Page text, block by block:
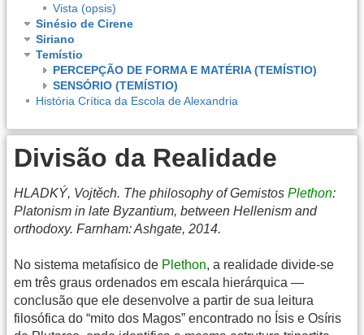
Vista (opsis)
Sinésio de Cirene
Siriano
Temístio
PERCEPÇÃO DE FORMA E MATÉRIA (TEMÍSTIO)
SENSÓRIO (TEMÍSTIO)
História Crítica da Escola de Alexandria
Divisão da Realidade
HLADKÝ, Vojtěch. The philosophy of Gemistos Plethon:
Platonism in late Byzantium, between Hellenism and
orthodoxy. Farnham: Ashgate, 2014.
No sistema metafísico de Plethon, a realidade divide-se
em três graus ordenados em escala hierárquica —
conclusão que ele desenvolve a partir de sua leitura
filosófica do “mito dos Magos” encontrado no Ísis e Osíris